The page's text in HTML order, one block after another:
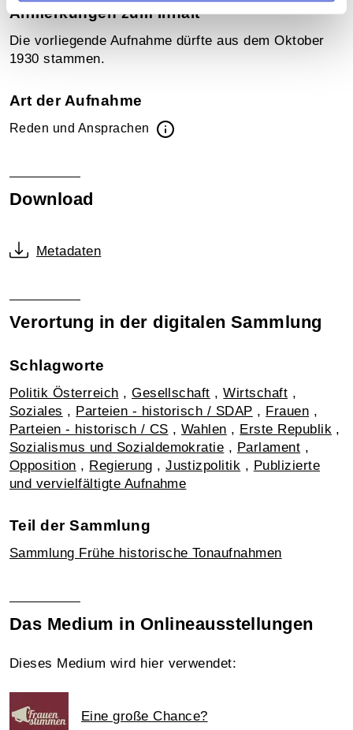
Anmerkungen zum Inhalt
Die vorliegende Aufnahme dürfte aus dem Oktober
1930 stammen.
Art der Aufnahme
Reden und Ansprachen
Download
Metadaten
Verortung in der digitalen Sammlung
Schlagworte
Politik Österreich ,Gesellschaft ,Wirtschaft ,
Soziales , Parteien - historisch / SDAP , Frauen ,
Parteien - historisch / CS , Wahlen , Erste Republik ,
Sozialismus und Sozialdemokratie , Parlament ,
Opposition , Regierung ,Justizpolitik , Publizierte
und vervielfältigte Aufnahme
Teil der Sammlung
Sammlung Frühe historische Tonaufnahmen
Das Medium in Onlineausstellungen
Dieses Medium wird hier verwendet:
Eine große Chance?